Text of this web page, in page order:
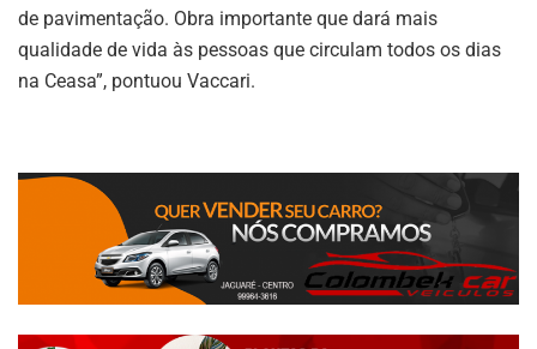
de pavimentação. Obra importante que dará mais
qualidade de vida às pessoas que circulam todos os dias
na Ceasa”, pontuou Vaccari.